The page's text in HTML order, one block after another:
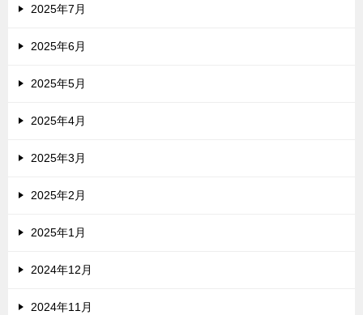
2025年7月
2025年6月
2025年5月
2025年4月
2025年3月
2025年2月
2025年1月
2024年12月
2024年11月